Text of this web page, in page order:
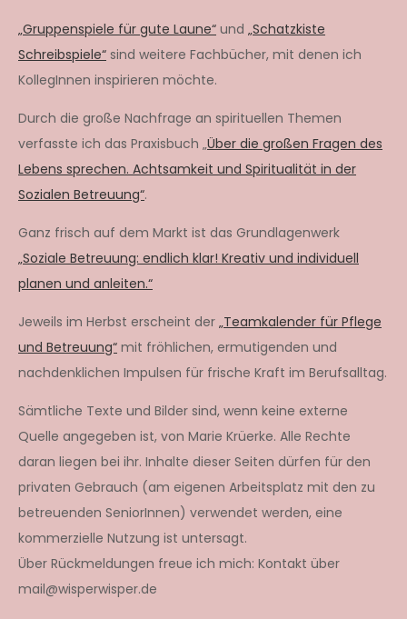
„Gruppenspiele für gute Laune“ und „Schatzkiste
Schreibspiele“ sind weitere Fachbücher, mit denen ich
KollegInnen inspirieren möchte.
Durch die große Nachfrage an spirituellen Themen
verfasste ich das Praxisbuch „Über die großen Fragen des
Lebens sprechen. Achtsamkeit und Spiritualität in der
Sozialen Betreuung“.
Ganz frisch auf dem Markt ist das Grundlagenwerk
„Soziale Betreuung: endlich klar! Kreativ und individuell
planen und anleiten.“
Jeweils im Herbst erscheint der „Teamkalender für Pflege
und Betreuung“ mit fröhlichen, ermutigenden und
nachdenklichen Impulsen für frische Kraft im Berufsalltag.
Sämtliche Texte und Bilder sind, wenn keine externe
Quelle angegeben ist, von Marie Krüerke. Alle Rechte
daran liegen bei ihr. Inhalte dieser Seiten dürfen für den
privaten Gebrauch (am eigenen Arbeitsplatz mit den zu
betreuenden SeniorInnen) verwendet werden, eine
kommerzielle Nutzung ist untersagt.
Über Rückmeldungen freue ich mich: Kontakt über
mail@wisperwisper.de